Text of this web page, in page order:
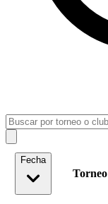
Fecha
Torneo